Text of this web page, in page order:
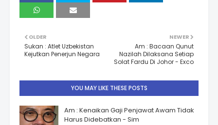
NEWER
Am : Bacaan Qunut
Nazilah Dilaksana Setiap
Solat Fardu Di Johor - Exco
OLDER
Sukan : Atlet Uzbekistan
Kejutkan Penerjun Negara
YOU MAY LIKE THESE POSTS
Am : Kenaikan Gaji Penjawat Awam Tidak
Harus Didebatkan - Sim